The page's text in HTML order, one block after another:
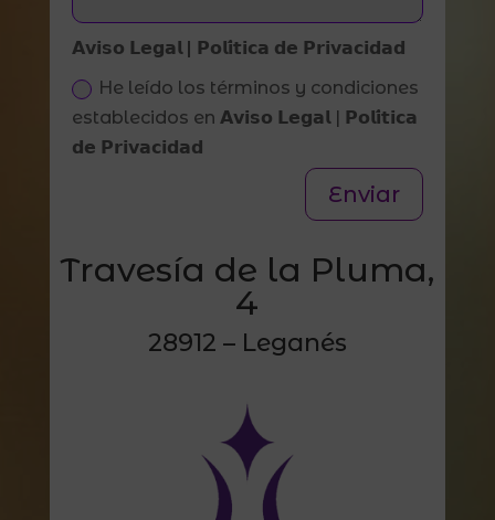
𝗔𝘃𝗶𝘀𝗼 𝗟𝗲𝗴𝗮𝗹 | 𝗣𝗼𝗹𝗶́𝘁𝗶𝗰𝗮 𝗱𝗲 𝗣𝗿𝗶𝘃𝗮𝗰𝗶𝗱𝗮𝗱
He leído los términos y condiciones
establecidos en 𝗔𝘃𝗶𝘀𝗼 𝗟𝗲𝗴𝗮𝗹 | 𝗣𝗼𝗹𝗶́𝘁𝗶𝗰𝗮
𝗱𝗲 𝗣𝗿𝗶𝘃𝗮𝗰𝗶𝗱𝗮𝗱
Enviar
Travesía de la Pluma,
4
28912 – Leganés